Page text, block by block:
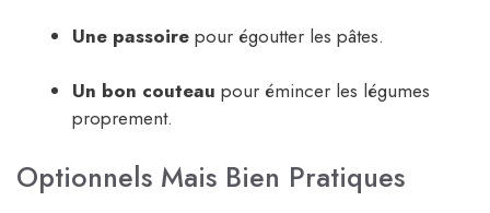
Une passoire pour égoutter les pâtes.
Un bon couteau pour émincer les légumes
proprement.
Optionnels Mais Bien Pratiques